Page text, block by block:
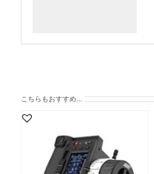
こちらもおすすめ…